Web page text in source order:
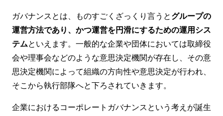
ガバナンスとは、ものすごくざっくり言うとグループの
運営方法であり、かつ運営を円滑にするための運用シス
テムといえます。一般的な企業や団体においては取締役
会や理事会などのような意思決定機関が存在し、その意
思決定機関によって組織の方向性や意思決定が行われ、
そこから執行部隊へと下ろされていきます。
企業におけるコーポレートガバナンスという考えが誕生